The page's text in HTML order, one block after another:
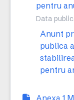
pentru
Data
Anunt
publica
pentru
Anexa 1